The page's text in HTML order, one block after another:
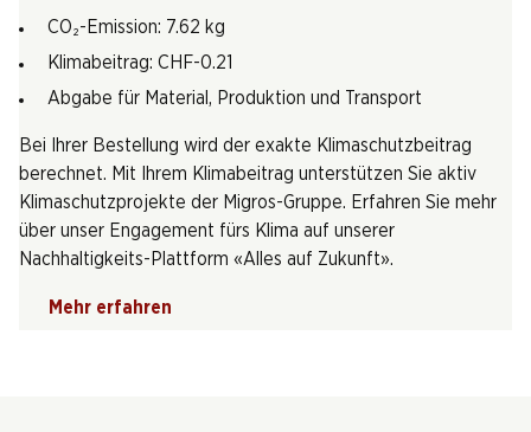
CO₂-Emission: 7.62 kg
Klimabeitrag: CHF-0.21
Abgabe für Material, Produktion und Transport
Bei Ihrer Bestellung wird der exakte Klimaschutzbeitrag
berechnet. Mit Ihrem Klimabeitrag unterstützen Sie aktiv
Klimaschutzprojekte der Migros-Gruppe. Erfahren Sie mehr
über unser Engagement fürs Klima auf unserer
Nachhaltigkeits-Plattform «Alles auf Zukunft».
Mehr erfahren